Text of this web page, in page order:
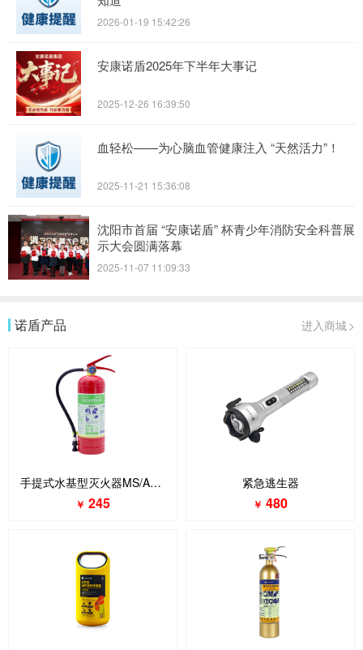
2026-01-19 15:42:26
安康诺盾2025年下半年大事记
2025-12-26 16:39:50
血轻松——为心脑血管健康注入 “天然活力”！
2025-11-21 15:36:08
沈阳市首届 “安康诺盾” 杯青少年消防安全科普展
示大会圆满落幕
2025-11-07 11:09:33
诺盾产品 进入商城>
手提式水基型灭火器MS/ABE3Ⅰ
￥ 245
紧急逃生器
￥ 480